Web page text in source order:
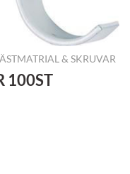
& SKRUVAR
100ST